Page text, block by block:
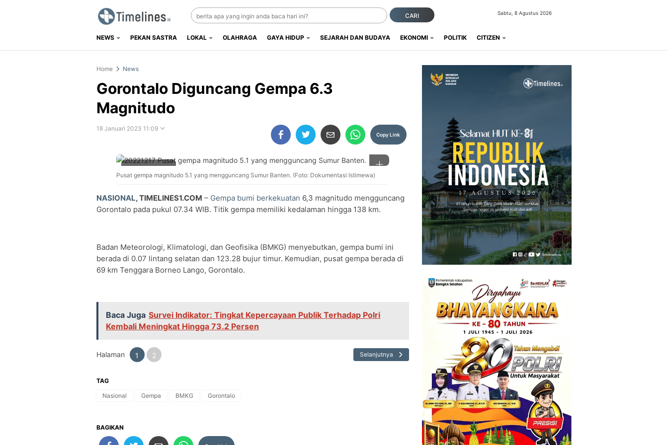
Timelines.id
Media Literasi, Sejarah & Budaya
CARI Sabtu, 8 Agustus 2026
NEWS PEKAN SASTRA LOKAL OLAHRAGA GAYA HIDUP SEJARAH DAN BUDAYA EKONOMI POLITIK CITIZEN
Home News
Gorontalo Diguncang Gempa 6.3
Magnitudo
18 Januari 2023 11:09
Copy Link
Pusat gempa magnitudo 5.1 yang mengguncang Sumur Banten. (Foto: Dokumentasi Istimewa)
NASIONAL, TIMELINES1.COM – Gempa bumi berkekuatan 6,3 magnitudo mengguncang
Gorontalo pada pukul 07.34 WIB. Titik gempa memiliki kedalaman hingga 138 km.
Badan Meteorologi, Klimatologi, dan Geofisika (BMKG) menyebutkan, gempa bumi ini
berada di 0.07 lintang selatan dan 123.28 bujur timur. Kemudian, pusat gempa berada di
69 km Tenggara Borneo Lango, Gorontalo.
Baca Juga Survei Indikator: Tingkat Kepercayaan Publik Terhadap Polri
Kembali Meningkat Hingga 73.2 Persen
Halaman 1 2 Selanjutnya
TAG
Nasional
Gempa BMKG Gorontalo
BAGIKAN